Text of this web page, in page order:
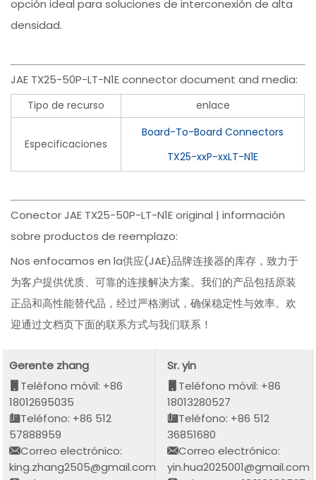
opción ideal para soluciones de interconexión de alta
densidad.
JAE TX25-50P-LT-N1E connector document and media:
Tipo de recurso enlace
Especificaciones
Board-To-Board Connectors
TX25-xxP-xxLT-N1E
Conector JAE TX25-50P-LT-N1E original | información
sobre productos de reemplazo:
Nos enfocamos en la供应(JAE)品牌连接器的库存，致力于
为客户提供优质、可靠的连接解决方案。我们的产品包括原装
正品和高性能替代品，经过严格测试，确保稳定性与效率。欢
迎通过文档页下面的联系方式与我们联系！
Gerente zhang
Teléfono móvil: +86
18012695035
Teléfono: +86 512
57888959
Correo electrónico:
king.zhang2505@gmail.com
Sr. yin
Teléfono móvil: +86
18013280527
Teléfono: +86 512
36851680
Correo electrónico:
yin.hua2025001@gmail.com